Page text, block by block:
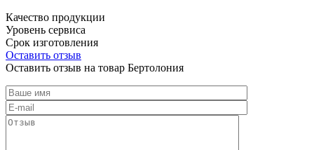
Качество продукции
Уровень сервиса
Срок изготовления
Оставить отзыв
Оставить отзыв на товар Бертолония